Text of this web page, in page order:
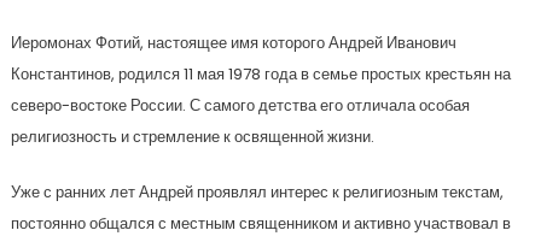
Иеромонах Фотий, настоящее имя которого Андрей Иванович
Константинов, родился 11 мая 1978 года в семье простых крестьян на
северо-востоке России. С самого детства его отличала особая
религиозность и стремление к освященной жизни.
Уже с ранних лет Андрей проявлял интерес к религиозным текстам,
постоянно общался с местным священником и активно участвовал в